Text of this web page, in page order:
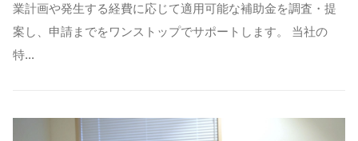
業計画や発生する経費に応じて適用可能な補助金を調査・提
案し、申請までをワンストップでサポートします。 当社の
特…